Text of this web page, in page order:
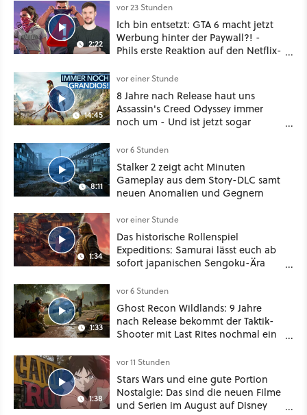
2:22
vor 23 Stunden
Ich bin entsetzt: GTA 6 macht jetzt
Werbung hinter der Paywall?! -
Phils erste Reaktion auf den Netflix-
14:45
vor einer Stunde
8 Jahre nach Release haut uns
Assassin's Creed Odyssey immer
noch um - Und ist jetzt sogar
8:11
vor 6 Stunden
Stalker 2 zeigt acht Minuten
Gameplay aus dem Story-DLC samt
neuen Anomalien und Gegnern
1:34
vor einer Stunde
Das historische Rollenspiel
Expeditions: Samurai lässt euch ab
sofort japanischen Sengoku-Ära
oder Diplomatie
1:33
vor 6 Stunden
Ghost Recon Wildlands: 9 Jahre
nach Release bekommt der Taktik-
Shooter mit Last Rites nochmal ein
1:38
vor 11 Stunden
Stars Wars und eine gute Portion
Nostalgie: Das sind die neuen Filme
und Serien im August auf Disney